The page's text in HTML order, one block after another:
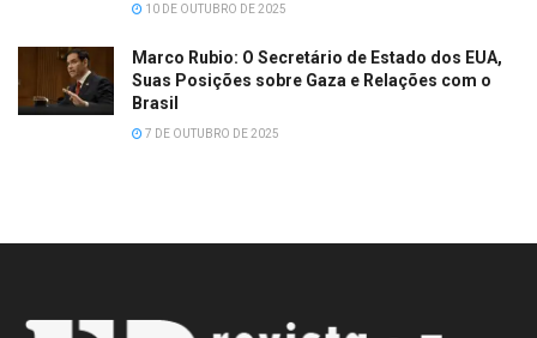
10 DE OUTUBRO DE 2025
Marco Rubio: O Secretário de Estado dos EUA,
Suas Posições sobre Gaza e Relações com o
Brasil
7 DE OUTUBRO DE 2025